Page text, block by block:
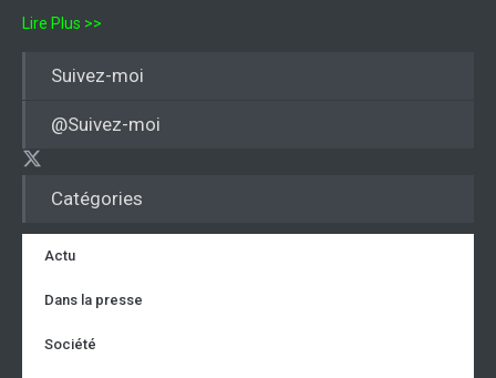
Catégories
Actu
Dans la presse
Société
Lire Plus >>
Suivez-moi
@Suivez-moi